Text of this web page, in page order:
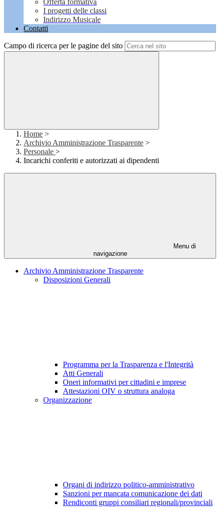
Offerta formativa
I progetti delle classi
Indirizzo Musicale
Contatti
Campo di ricerca per le pagine del sito
Home >
Archivio Amministrazione Trasparente >
Personale >
Incarichi conferiti e autorizzati ai dipendenti
Menu di
navigazione
Archivio Amministrazione Trasparente
Disposizioni Generali
Programma per la Trasparenza e l'Integrità
Atti Generali
Oneri informativi per cittadini e imprese
Attestazioni OIV o struttura analoga
Organizzazione
Organi di indirizzo politico-amministrativo
Sanzioni per mancata comunicazione dei dati
Rendiconti gruppi consiliari regionali/provinciali